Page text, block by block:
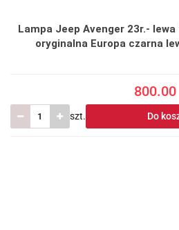
Lampa Jeep Avenger 23r.-
oryginalna Europa czarna
800.00
szt. Do